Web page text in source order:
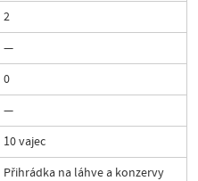
2
—
0
—
10 vajec
Přihrádka na láhve a konzervy